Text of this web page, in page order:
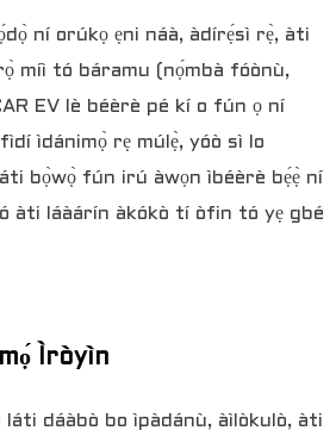
ní orúkọ ẹni náà, àdírẹ́sì rẹ̀, àti
míì tó báramu (nọ́mbà fóònù,
EV lè béèrè pé kí o fún ọ ní
ìdánimọ̀ rẹ múlẹ̀, yóò sì lo
bọ̀wọ̀ fún irú àwọn ìbéèrè bẹ́ẹ̀ ní
àti láàárín àkókò tí òfin tó yẹ gbé
Ìròyìn
láti dáàbò bo ìpàdánù, àìlòkulò, àti